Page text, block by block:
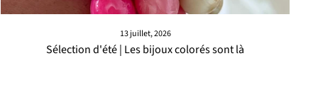
13 juillet, 2026
Sélection d'été | Les bijoux colorés sont là